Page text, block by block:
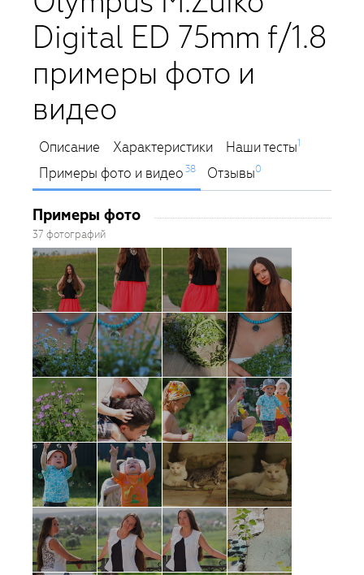
Digital ED 75mm f/1.8
примеры фото и
видео
Описание Характеристики Наши тесты1
Примеры фото и видео38 Отзывы0
Примеры фото
37 фотографий